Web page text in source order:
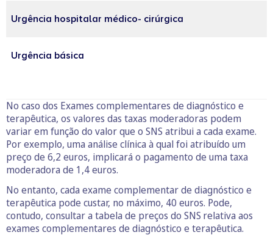
Urgência hospitalar médico- cirúrgica
Urgência básica
No caso dos Exames complementares de diagnóstico e
terapêutica, os valores das taxas moderadoras podem
variar em função do valor que o SNS atribui a cada exame.
Por exemplo, uma análise clínica à qual foi atribuído um
preço de 6,2 euros, implicará o pagamento de uma taxa
moderadora de 1,4 euros.
No entanto, cada exame complementar de diagnóstico e
terapêutica pode custar, no máximo, 40 euros. Pode,
contudo, consultar a tabela de preços do SNS relativa aos
exames complementares de diagnóstico e terapêutica.